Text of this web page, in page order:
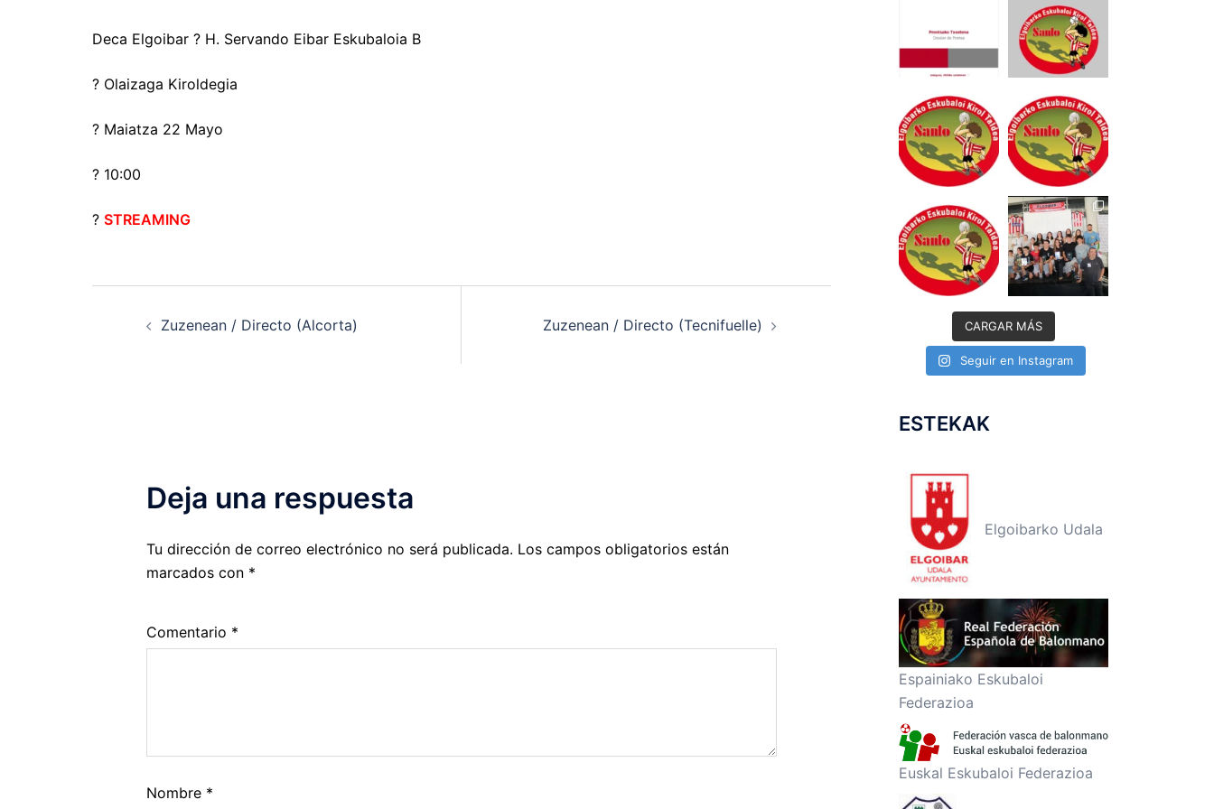
Deca Elgoibar ? H. Servando Eibar Eskubaloia B
? Olaizaga Kiroldegia
?️ Maiatza 22 Mayo
? 10:00
? STREAMING
Navegación
Zuzenean / Directo (Alcorta) Zuzenean / Directo (Tecnifuelle)
Deja una respuesta
Tu dirección de correo electrónico no será publicada. Los campos obligatorios están
marcados con *
Comentario *
Nombre *
CARGAR MÁS
Seguir en Instagram
ESTEKAK
Elgoibarko Udala
Espainiako Eskubaloi
Federazioa
Euskal Eskubaloi Federazioa